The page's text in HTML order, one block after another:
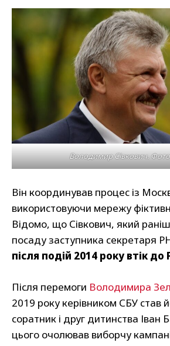
Володимир Сівкович.
Він координував процес із
використовуючи мережу
Відомо, що Сівкович, який
посаду заступника секретаря
після подій 2014 року втік до
Після перемоги Володимира
2019 року керівником СБУ став
соратник і друг дитинства Іван
цього очолював виборчу